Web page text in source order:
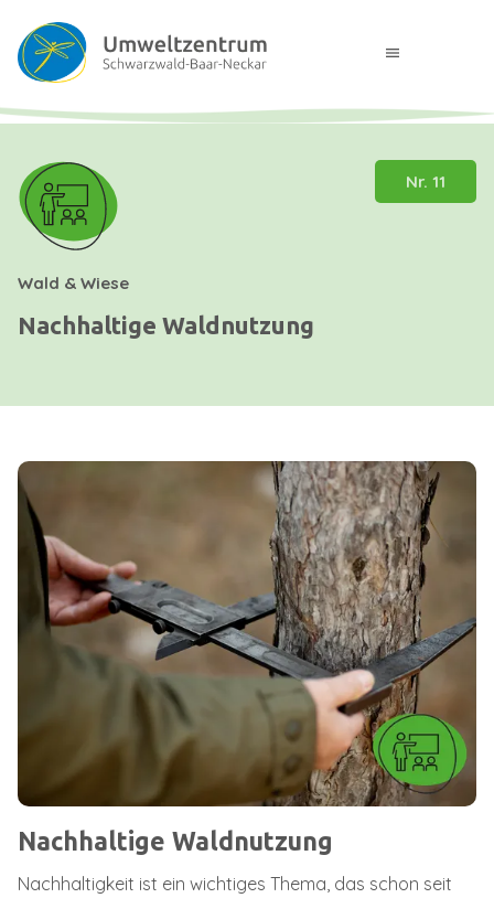
menu
Nr. 11
Wald & Wiese
Nachhaltige Waldnutzung
Nachhaltige Waldnutzung
Nachhaltigkeit ist ein wichtiges Thema, das schon seit